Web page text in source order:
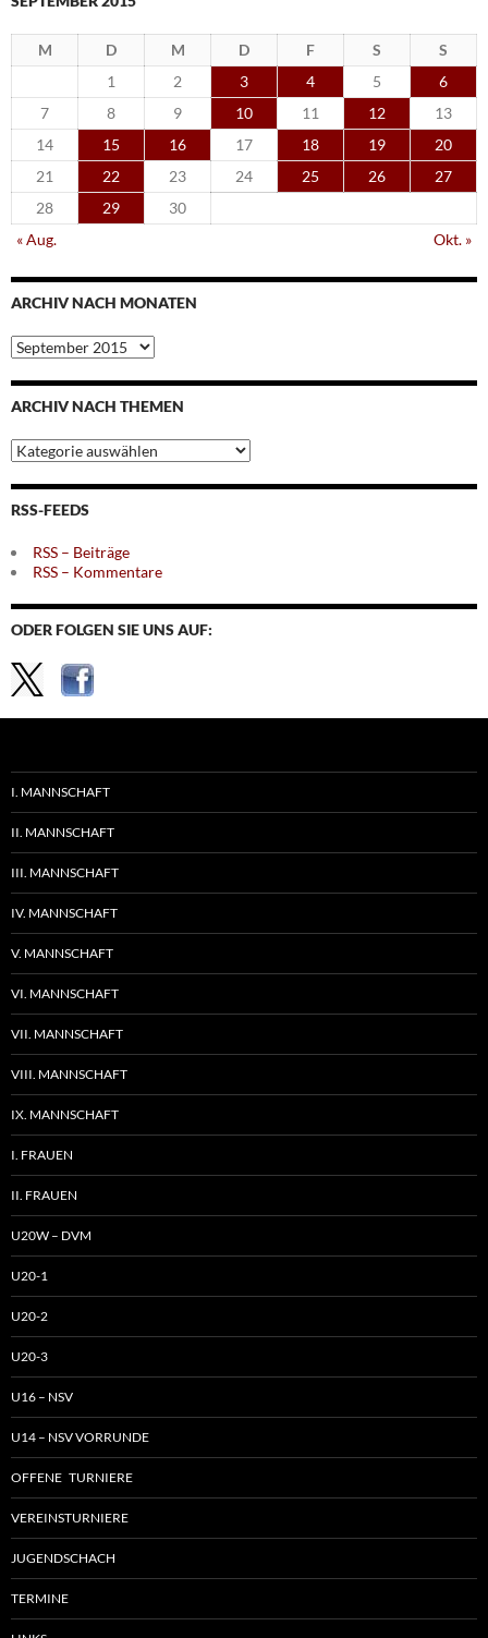
M D M D F S
S
1
2 3 4 5
6
7
8 9 10 11 12
13
14
15 16 17 18 19
20
21
22 23 24 25 26
27
28
29
30
« Aug.
Okt. »
ARCHIV NACH MONATEN
Archiv
nach
Monaten
ARCHIV NACH THEMEN
Archiv
nach
Themen
RSS-FEEDS
RSS – Beiträge
RSS – Kommentare
ODER FOLGEN SIE UNS AUF:
I. MANNSCHAFT
II. MANNSCHAFT
III. MANNSCHAFT
IV. MANNSCHAFT
V. MANNSCHAFT
VI. MANNSCHAFT
VII. MANNSCHAFT
VIII. MANNSCHAFT
IX. MANNSCHAFT
I. FRAUEN
II. FRAUEN
U20W – DVM
U20-1
U20-2
U20-3
U16 – NSV
U14 – NSV VORRUNDE
OFFENE TURNIERE
VEREINSTURNIERE
JUGENDSCHACH
TERMINE